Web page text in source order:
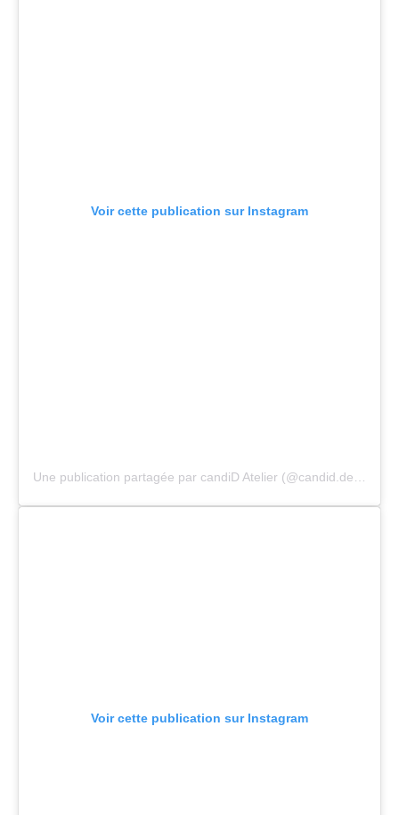
Voir cette publication sur Instagram
Voir cette publication sur Instagram